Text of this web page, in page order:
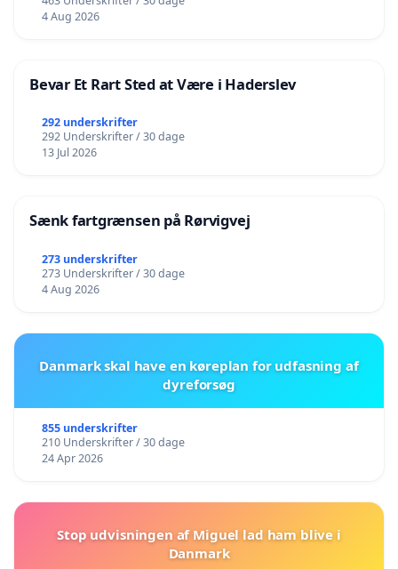
4 Aug 2026
Bevar Et Rart Sted at Være i Haderslev
292 underskrifter
292 Underskrifter / 30 dage
13 Jul 2026
Sænk fartgrænsen på Rørvigvej
273 underskrifter
273 Underskrifter / 30 dage
4 Aug 2026
Danmark skal have en køreplan for udfasning af
dyreforsøg
855 underskrifter
210 Underskrifter / 30 dage
24 Apr 2026
Stop udvisningen af Miguel lad ham blive i
Danmark